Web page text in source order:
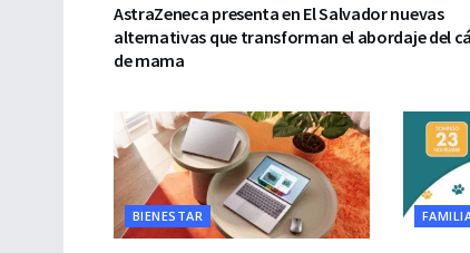
AstraZeneca presenta en El Salvador nuevas
alternativas que transforman el abordaje del
de mama
BIENESTAR